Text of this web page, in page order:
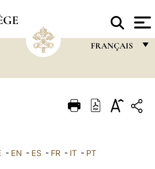
FRANÇAIS
ITALIANO
- EN - ES - FR - IT - PT